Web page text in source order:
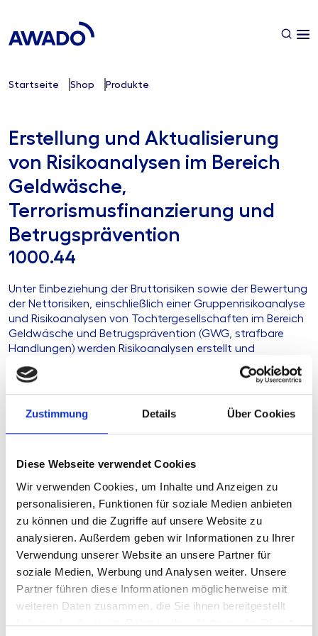
Zustimmung Details Über Cookies
Diese Webseite verwendet Cookies
Wir verwenden Cookies, um Inhalte und Anzeigen zu
personalisieren, Funktionen für soziale Medien anbieten
zu können und die Zugriffe auf unsere Website zu
analysieren. Außerdem geben wir Informationen zu Ihrer
Verwendung unserer Website an unsere Partner für
soziale Medien, Werbung und Analysen weiter. Unsere
Partner führen diese Informationen möglicherweise mit
weiteren Daten zusammen, die Sie ihnen bereitgestellt
haben oder die sie im Rahmen Ihrer Nutzung der Dienste
Startseite Shop Produkte
Erstellung und Aktualisierung
von Risikoanalysen im Bereich
Geldwäsche,
Terrorismusfinanzierung und
Betrugsprävention
1000.44
Unter Einbeziehung der Bruttorisiken sowie der Bewertung
der Nettorisiken, einschließlich einer Gruppenrisikoanalyse
und Risikoanalysen von Tochtergesellschaften im Bereich
Geldwäsche und Betrugsprävention (GWG, strafbare
Handlungen) werden Risikoanalysen erstellt und
aktualisiert.
Ihre Vorteile
Beratungsleistung
Stand 05.01.2026
Aktualisierung